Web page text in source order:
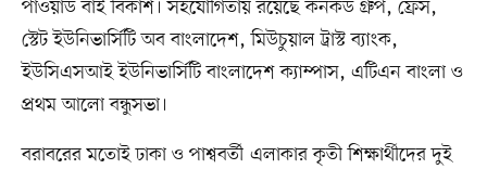
পাওয়ার্ড বাই বিকাশ। সহযোগিতায় রয়েছে কনকর্ড গ্রুপ, ফ্রেস,
স্টেট ইউনিভার্সিটি অব বাংলাদেশ, মিউচুয়াল ট্রাস্ট ব্যাংক,
ইউসিএসআই ইউনিভার্সিটি বাংলাদেশ ক্যাম্পাস, এটিএন বাংলা ও
প্রথম আলো বন্ধুসভা।
বরাবরের মতোই ঢাকা ও পাশ্ববর্তী এলাকার কৃতী শিক্ষার্থীদের দুই